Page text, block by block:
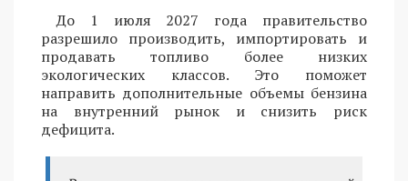
До 1 июля 2027 года правительство
разрешило производить, импортировать и
продавать топливо более низких
экологических классов. Это поможет
направить дополнительные объемы бензина
на внутренний рынок и снизить риск
дефицита.